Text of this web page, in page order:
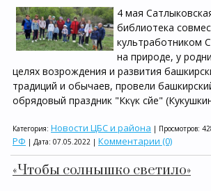
4 мая
библиотека
культработником
на природе, у
целях возрождения и развития
традиций и обычаев, провели
обрядовый праздник "Кәкүк сәйе"
Категория: Новости ЦБС и района | Просмотров:
РФ | Дата: 07.05.2022 | Комментарии (0)
«Чтобы солнышко светило»